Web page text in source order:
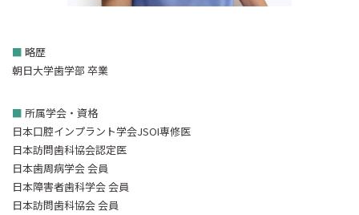
■ 略歴
朝日大学歯学部 卒業
■ 所属学会・資格
日本口腔インプラント学会JSOI専修医
日本訪問歯科協会認定医
日本歯周病学会 会員
日本障害者歯科学会 会員
日本訪問歯科協会 会員